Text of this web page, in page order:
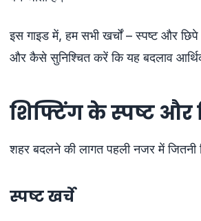
इस गाइड में, हम सभी खर्चों – स्पष्ट और
और कैसे सुनिश्चित करें कि यह बदलाव
शिफ्टिंग के स्पष्ट और
शहर बदलने की लागत पहली नजर में जितनी
स्पष्ट खर्चे